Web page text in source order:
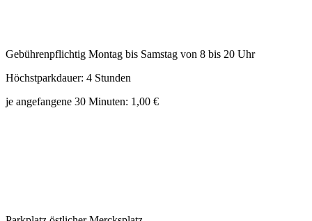
Gebührenpflichtig Montag bis Samstag von 8 bis 20 Uhr
Höchstparkdauer: 4 Stunden
je angefangene 30 Minuten: 1,00 €